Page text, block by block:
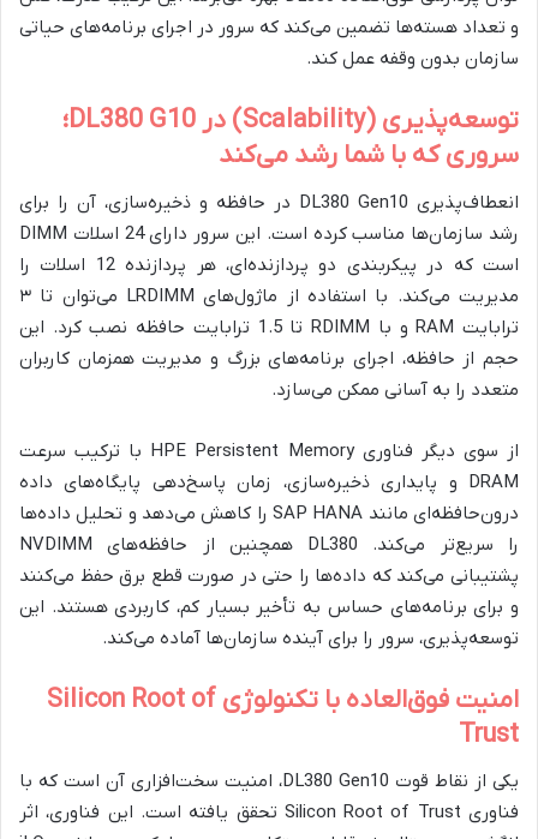
و تعداد هسته‌ها تضمین می‌کند که سرور در اجرای برنامه‌های حیاتی
سازمان بدون وقفه عمل کند.
توسعه‌پذیری (Scalability) در DL380 G10؛
سروری که با شما رشد می‌کند
انعطاف‌پذیری DL380 Gen10 در حافظه و ذخیره‌سازی، آن را برای
رشد سازمان‌ها مناسب کرده است. این سرور دارای 24 اسلات DIMM
است که در پیکربندی دو پردازنده‌ای، هر پردازنده 12 اسلات را
مدیریت می‌کند. با استفاده از ماژول‌های LRDIMM می‌توان تا ۳
ترابایت RAM و با RDIMM تا 1.5 ترابایت حافظه نصب کرد. این
حجم از حافظه، اجرای برنامه‌های بزرگ و مدیریت همزمان کاربران
متعدد را به آسانی ممکن می‌سازد.
از سوی دیگر فناوری HPE Persistent Memory با ترکیب سرعت
DRAM و پایداری ذخیره‌سازی، زمان پاسخ‌دهی پایگاه‌های داده
درون‌حافظه‌ای مانند SAP HANA را کاهش می‌دهد و تحلیل داده‌ها
را سریع‌تر می‌کند. DL380 همچنین از حافظه‌های NVDIMM
پشتیبانی می‌کند که داده‌ها را حتی در صورت قطع برق حفظ می‌کنند
و برای برنامه‌های حساس به تأخیر بسیار کم، کاربردی هستند. این
توسعه‌پذیری، سرور را برای آینده سازمان‌ها آماده می‌کند.
امنیت فوق‌العاده با تکنولوژی Silicon Root of
Trust
یکی از نقاط قوت DL380 Gen10، امنیت سخت‌افزاری آن است که با
فناوری Silicon Root of Trust تحقق یافته است. این فناوری، اثر